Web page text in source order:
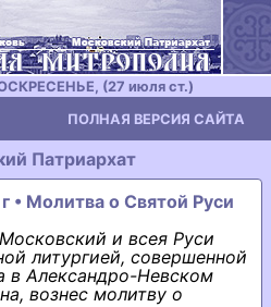
(27 июля ст.)
ПОЛНАЯ ВЕРСИЯ САЙТА
Патриархат
• Молитва о Святой Руси
и всея Руси
литургией, совершенной
в Александро-Невском
вознес молитву о